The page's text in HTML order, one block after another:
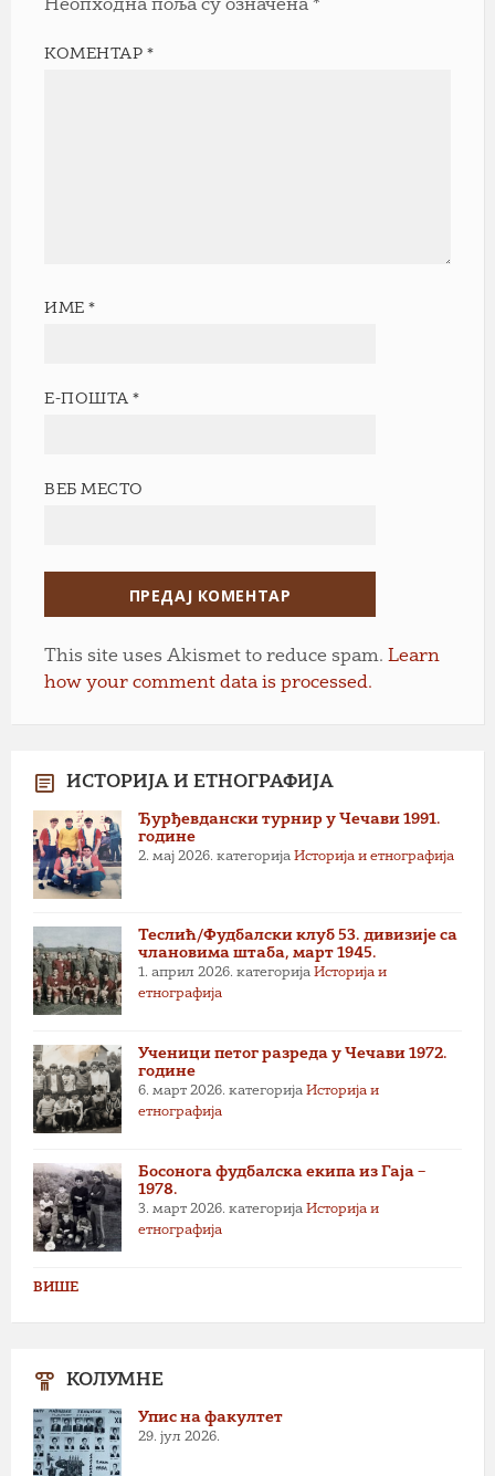
Неопходна поља су означена *
КОМЕНТАР*
ИМЕ*
Е-ПОШТА*
ВЕБ МЕСТО
This site uses Akismet to reduce spam. Learn
how your comment data is processed.
ИСТОРИЈА И ЕТНОГРАФИЈА
Ђурђевдански турнир у Чечави 1991.
године
2. мај 2026. категорија Историја и етнографија
Теслић/Фудбалски клуб 53. дивизије са
члановима штаба, март 1945.
1. април 2026. категорија Историја и
етнографија
Ученици петог разреда у Чечави 1972.
године
6. март 2026. категорија Историја и
етнографија
Босонога фудбалска екипа из Гаја –
1978.
3. март 2026. категорија Историја и
етнографија
ВИШЕ
КОЛУМНЕ
Упис на факултет
29. јул 2026.